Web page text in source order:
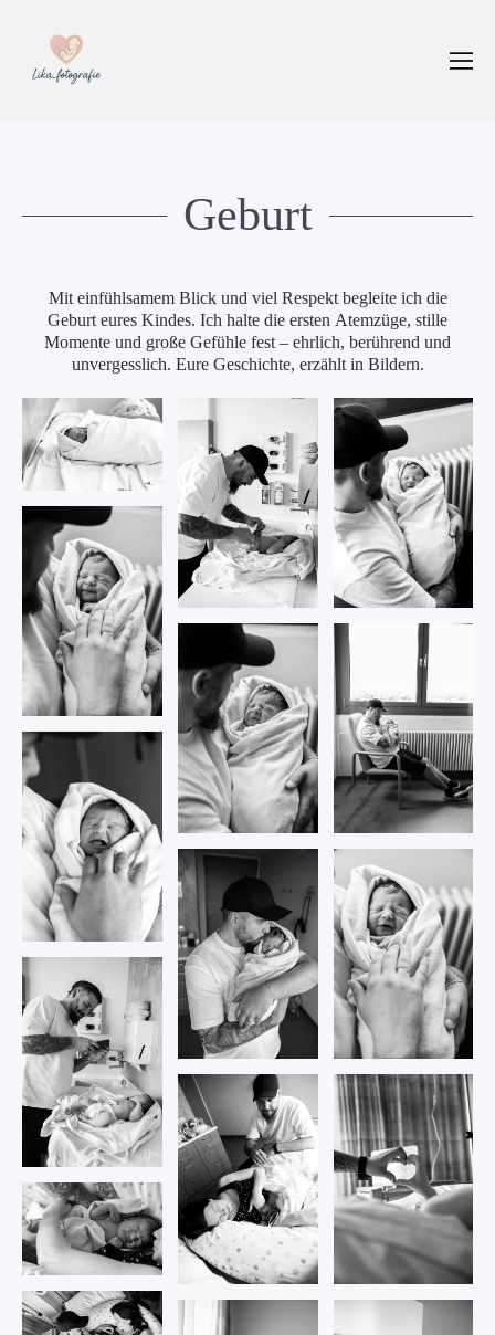
Geburt
Mit einfühlsamem Blick und viel Respekt begleite ich die
Geburt eures Kindes. Ich halte die ersten Atemzüge, stille
Momente und große Gefühle fest – ehrlich, berührend und
unvergesslich. Eure Geschichte, erzählt in Bildern.